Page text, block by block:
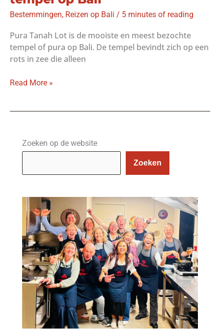
Bestemmingen, Reizen op Bali / 5 minutes of reading
Pura Tanah Lot is de mooiste en meest bezochte
tempel of pura op Bali. De tempel bevindt zich op een
rots in zee die alleen
Pura
tempel
Read More »
Zoeken op de website
Zoeken